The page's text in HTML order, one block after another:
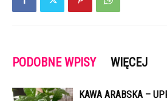
PODOBNE WPISY WIĘCEJ
KAWA ARABSKA –